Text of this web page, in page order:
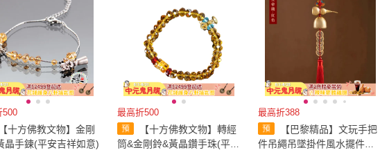
500
【十方佛教文物】金剛
晶手鍊(平安吉祥如意)
最高折500
【十方佛教文物】轉經
筒&金剛鈴&黃晶鑽手珠(平安
最高折388
【巴黎精品】文玩手把
件吊繩吊墜掛件風水擺件招